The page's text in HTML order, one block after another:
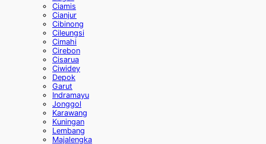
Ciamis
Cianjur
Cibinong
Cileungsi
Cimahi
Cirebon
Cisarua
Ciwidey
Depok
Garut
Indramayu
Jonggol
Karawang
Kuningan
Lembang
Majalengka